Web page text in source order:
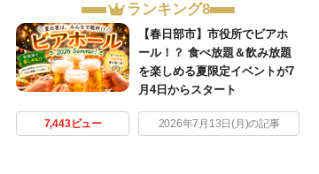
ランキング8
【春日部市】市役所でビアホ
ール！？ 食べ放題＆飲み放題
を楽しめる夏限定イベントが7
月4日からスタート
7,443ビュー 2026年7月13日(月)の記事